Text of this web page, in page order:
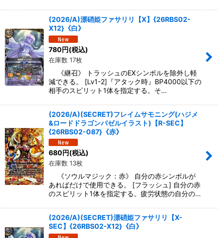
(2026/A)漂硝姫ファサリリ【X】{26RBS02-
X12}《白》
780円(税込)
在庫数 17枚
《継召》 トラッシュのEXシンボルを除外し軽
減できる。 [Lv1-2]『アタック時』BP4000以下の
相手のスピリット1体を指定する。そ…
(2026/A)(SECRET)フレイムサモニング(ハジメ
&ロードドラゴンバゼルイラスト)【R-SEC】
{26RBS02-087}《赤》
680円(税込)
在庫数 13枚
《ソウルマジック：赤》 自分の赤シンボルが
あればだけで使用できる。 [フラッシュ] 自分の赤
のスピリット1体を指定する。疲労状態の自分の…
(2026/A)(SECRET)漂硝姫ファサリリ【X-
SEC】{26RBS02-X12}《白》